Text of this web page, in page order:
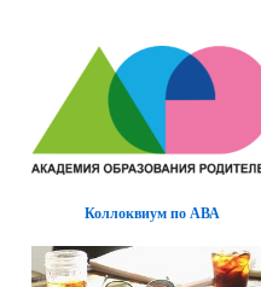
Коллоквиум по АВА